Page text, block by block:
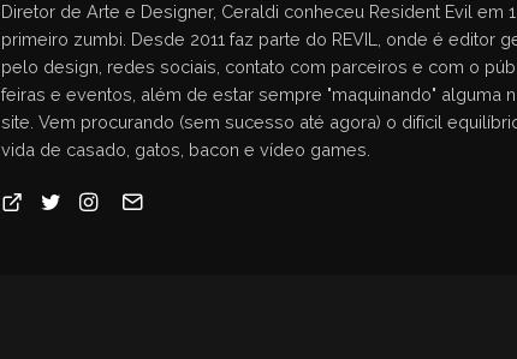
Diretor de Arte e Designer, Ceraldi conheceu Resident Evil em
primeiro zumbi. Desde 2011 faz parte do REVIL, onde é editor
pelo design, redes sociais, contato com parceiros e com o
feiras e eventos, além de estar sempre "maquinando" alguma
site. Vem procurando (sem sucesso até agora) o difícil
vida de casado, gatos, bacon e vídeo games.